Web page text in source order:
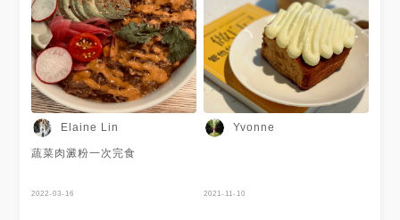
Elaine Lin
蔬菜肉澱粉一次完食
2022-03-16
Yvonne
2021-11-10